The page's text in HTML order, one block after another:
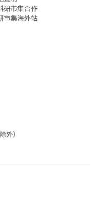
食品 50 毫米 長度 1 公尺
及其他
型環 (FFKM)